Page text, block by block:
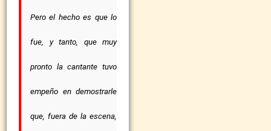
Pero el hecho es que lo
fue, y tanto, que muy
pronto la cantante tuvo
empeño en demostrarle
que, fuera de la escena,